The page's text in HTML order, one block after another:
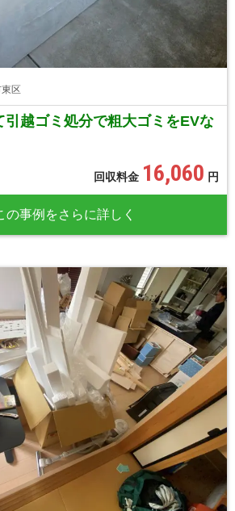
区
引越ゴミ処分で粗大ゴミをEVな
回収料金 16,060 円
の事例をさらに詳しく